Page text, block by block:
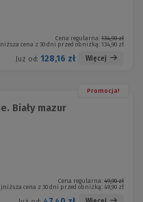
Cena regularna: 134,90 zł
cena z 30 dni przed obniżką:134,90 zł
Już od: 128,16 zł Więcej
Promocja!
Biały mazur
Cena regularna: 49,90 zł
cena z 30 dni przed obniżką:49,90 zł